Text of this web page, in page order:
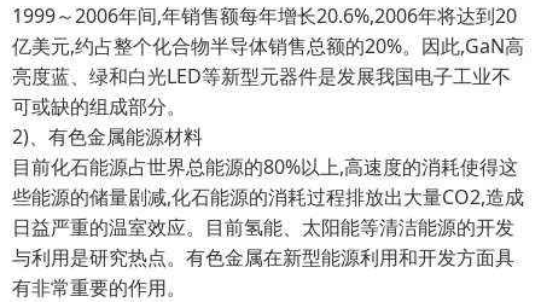
1999～2006年间,年销售额每年增长20.6%,2006年将达到20
亿美元,约占整个化合物半导体销售总额的20%。因此,GaN高
亮度蓝、绿和白光LED等新型元器件是发展我国电子工业不
可或缺的组成部分。
2)、有色金属能源材料
目前化石能源占世界总能源的80%以上,高速度的消耗使得这
些能源的储量剧减,化石能源的消耗过程排放出大量CO2,造成
日益严重的温室效应。目前氢能、太阳能等清洁能源的开发
与利用是研究热点。有色金属在新型能源利用和开发方面具
有非常重要的作用。